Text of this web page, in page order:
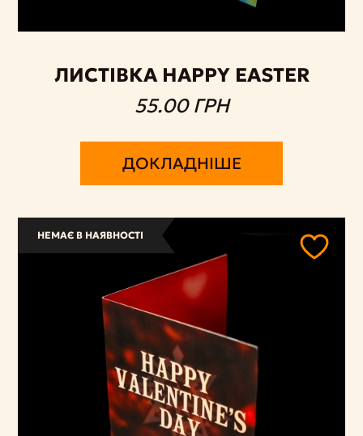
ЛИСТІВКА HAPPY EASTER
55.00 ГРН
ДОКЛАДНІШЕ
НЕМАЄ В НАЯВНОСТІ